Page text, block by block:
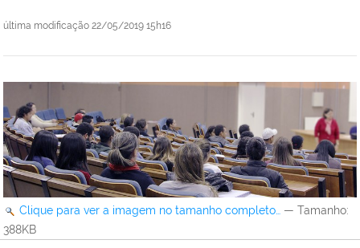
última modificação 22/05/2019 15h16
Clique para ver a imagem no tamanho completo… — Tamanho:
388KB